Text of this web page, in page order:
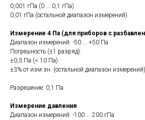
0,001 гПа (0 ... 0,1 гПа)
0,01 гПа (остальной диапазон измерений)
Измерение 4 Па (для приборов с
Диапазон измерений: -50 ... +50 Па
Погрешность (±1 разряд):
±0,3 Па (< 10 Па)
±3% от изм.зн. (остальной диапазон измерений)
Разрешение: 0,1 Па
Измерение давления
Диапазон измерений: -100 ... 200 гПа